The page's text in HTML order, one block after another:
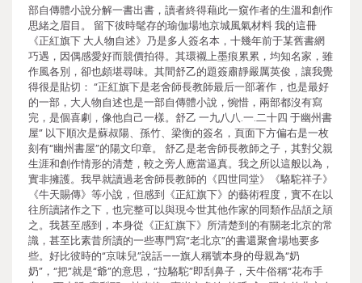
部自傳體小說分解一書出書，讀者終得藉此一窺作者的生溫和創作
思緒之眉目。 留下彼時髦存的瑜伽場地京城風氣材料 我的這冊
《正紅旗下 大人物自述》乃是多人簽名本，十幾年前于某舊書網
巧遇，因偶感愛好而競價拍得。其環襯上墨痕累累，均知名家，雖
作風各別，卻也頗堪尋味。其間舒乙的題簽肅靜嚴厲英俊，讓我覺
得很是貼切： “正紅旗下是老舍師長教師最后一部著作，也是最好
的一部，大人物自述也是一部自傳體小說，惋惜，兩部都沒有寫
完，是個喜劇，像他自己一樣。舒乙 一九八八.一.二十四 于幽州書
屋” 以下順次是蘇叔陽、孫竹、梁衡的簽名，頁面下方偏右是一枚
刻有“幽州書屋”的陽文印章。 舒乙是老舍師長教師之子，其對父親
生涯和創作情形的清楚，較之旁人應當逼真。我之所以這般以為，
實非擁護。我早就讀過老舍師長教師的《四世同堂》《駱駝祥子》
《牛天賜傳》等小說，但感到《正紅旗下》的藝術程度，實不在以
往所讀諸作之下，也完整可以與現今世其他作家的同類作品頡之頏
之。我甚至感到，本身從《正紅旗下》所清楚到的有關老北京的常
識，甚至比素昔所讀的一些專門寫“老北京”的書還聚會場地要多
些。好比彼時的“京味兒”說話——旗人稱號本身的母親為“奶
奶”，“把”就是“爺”的意思，“拉駱駝”即刮鼻子，天牛俗稱“花布手